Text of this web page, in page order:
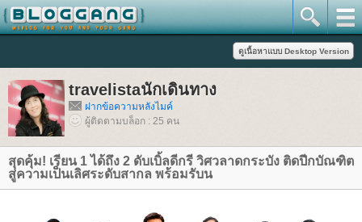
travelistaนักเดินทาง
ฝากข้อความหลังไมค์
ผู้ติดตามบล็อก : 25 คน
สุดคุ้ม! เรียน 1 ได้ถึง 2 ดับเบิ้ลดีกรี วิศวลาดกระบัง ติดปีกบัณฑิต
สู่ความเป็นเลิศระดับสากล พร้อมรับน